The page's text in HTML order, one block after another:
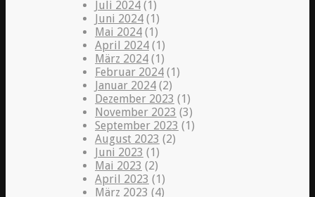
Juli 2024 (1)
Juni 2024 (1)
Mai 2024 (1)
April 2024 (1)
März 2024 (1)
Februar 2024 (1)
Januar 2024 (2)
Dezember 2023 (1)
November 2023 (3)
September 2023 (1)
August 2023 (2)
Juni 2023 (1)
Mai 2023 (2)
April 2023 (1)
März 2023 (4)